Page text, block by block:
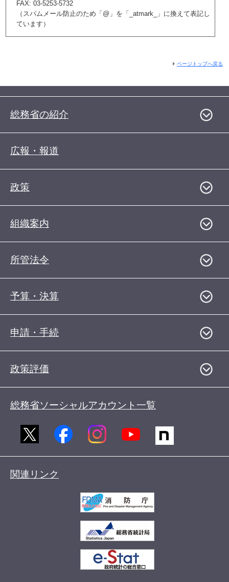
FAX: 03-5253-5732
（スパムメール防止のため「@」を「_atmark_」に換えて表記し
ています）
ページトップへ戻る
総務省の紹介
広報・報道
政策
組織案内
所管法令
予算・決算
申請・手続
政策評価
総務省ソーシャルアカウント一覧
関連リンク